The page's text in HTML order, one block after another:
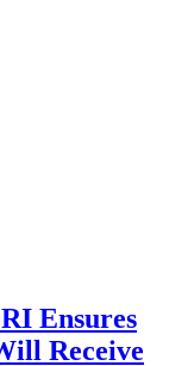
Ensures
Receive